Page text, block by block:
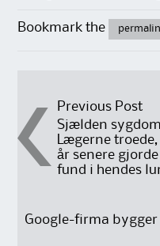
Bookmark the
PostPrevious Post
Sjælden
Lægerne
år senere
fund i hendes
Google-firma bygger